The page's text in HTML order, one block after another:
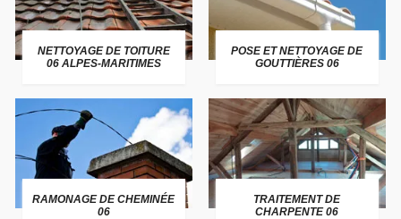
NETTOYAGE DE TOITURE
06 ALPES-MARITIMES
POSE ET NETTOYAGE DE
GOUTTIÈRES 06
RAMONAGE DE CHEMINÉE
06
TRAITEMENT DE
CHARPENTE 06